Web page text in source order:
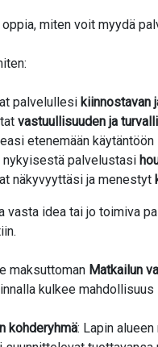
miten voit myydä
palvelullesi kiinnostavan
vastuullisuuden ja
etenemään käytäntöön
nykyisestä palvelustasi
näkyvyyttäsi ja menestyt
vasta idea tai jo toimiva
maksuttoman Matkailun
kulkee
kohderyhmä: Lapin